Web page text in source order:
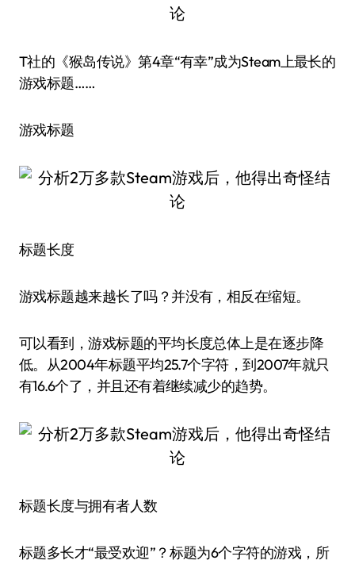
T社的《猴岛传说》第4章“有幸”成为Steam上最长的
游戏标题……
游戏标题
标题长度
游戏标题越来越长了吗？并没有，相反在缩短。
可以看到，游戏标题的平均长度总体上是在逐步降
低。从2004年标题平均25.7个字符，到2007年就只
有16.6个了，并且还有着继续减少的趋势。
标题长度与拥有者人数
标题多长才“最受欢迎”？标题为6个字符的游戏，所